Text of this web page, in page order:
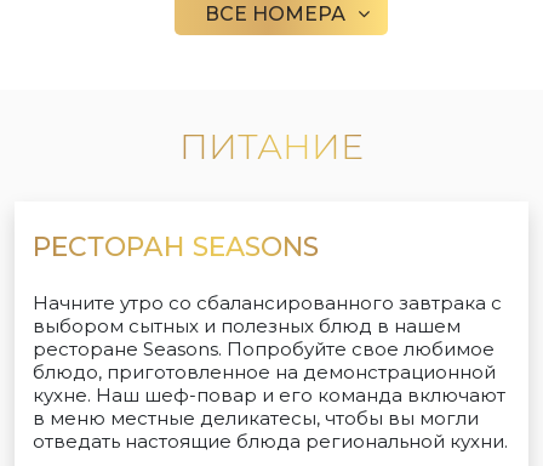
ВСЕ НОМЕРА
ПИТАНИЕ
РЕСТОРАН SEASONS
Начните утро со сбалансированного завтрака с
выбором сытных и полезных блюд в нашем
ресторане Seasons. Попробуйте свое любимое
блюдо, приготовленное на демонстрационной
кухне. Наш шеф-повар и его команда включают
в меню местные деликатесы, чтобы вы могли
отведать настоящие блюда региональной кухни.